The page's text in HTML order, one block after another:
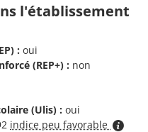
l'établissement
: oui
(REP+) : non
(Ulis) : oui
indice peu favorable